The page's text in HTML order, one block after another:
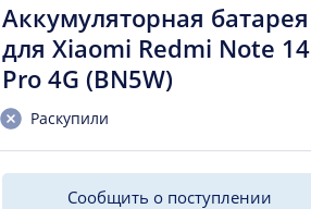
Аккумуляторная батарея
для Xiaomi Redmi Note 14
Pro 4G (BN5W)
Раскупили
Сообщить о поступлении